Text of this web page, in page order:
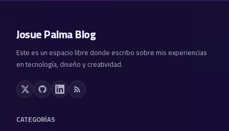
Josue Palma Blog
Este es un espacio libre donde escribo sobre mis experiencias
en tecnología, diseño y creatividad.
CATEGORÍAS